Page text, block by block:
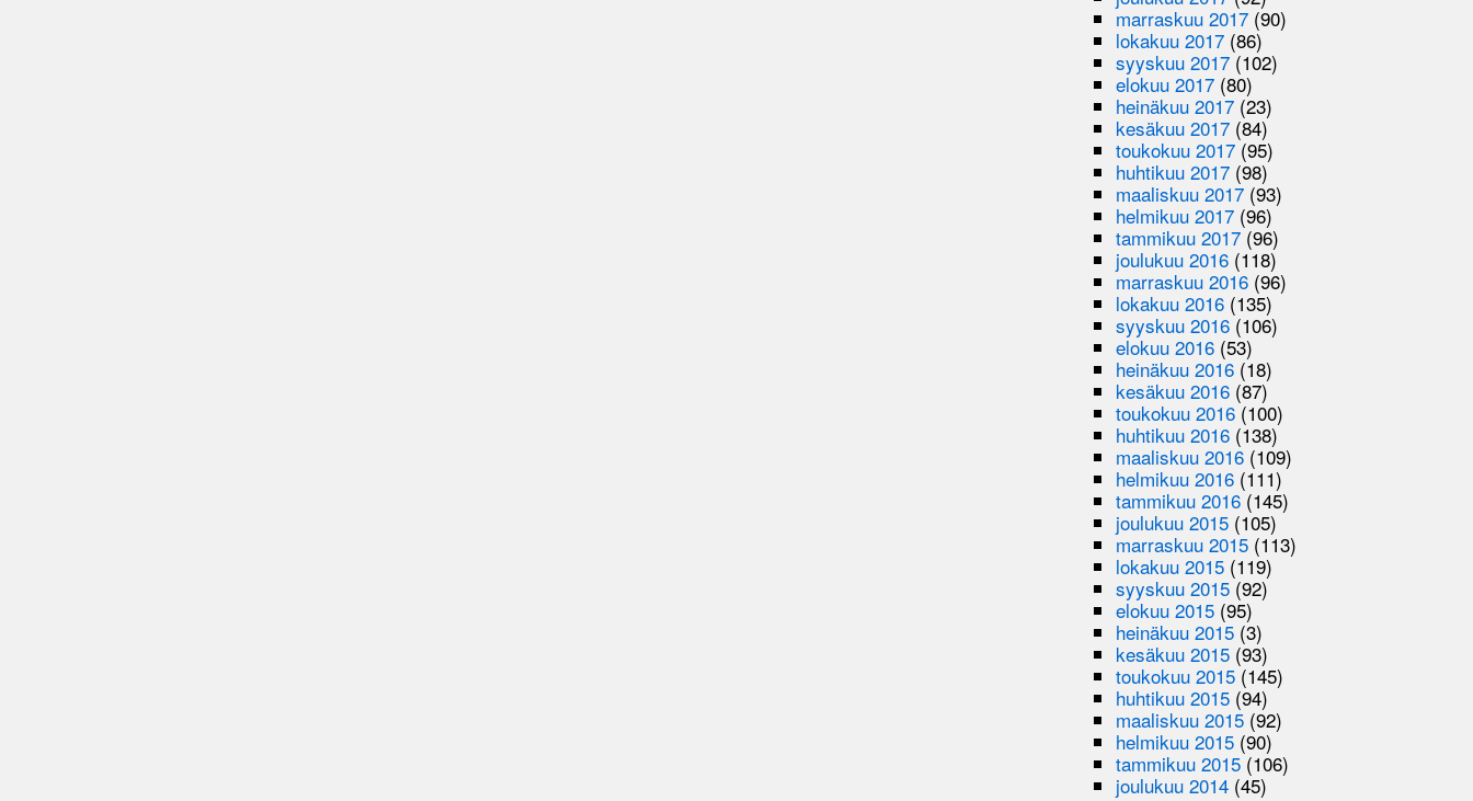
marraskuu 2017 (90)
lokakuu 2017 (86)
syyskuu 2017(102)
elokuu 2017 (80)
heinäkuu 2017 (23)
kesäkuu 2017 (84)
toukokuu 2017(95)
huhtikuu 2017 (98)
maaliskuu 2017 (93)
helmikuu 2017 (96)
tammikuu 2017(96)
joulukuu 2016 (118)
marraskuu 2016 (96)
lokakuu 2016 (135)
syyskuu 2016(106)
elokuu 2016 (53)
heinäkuu 2016 (18)
kesäkuu 2016 (87)
toukokuu 2016(100)
huhtikuu 2016 (138)
maaliskuu 2016 (109)
helmikuu 2016 (111)
tammikuu 2016(145)
joulukuu 2015 (105)
marraskuu 2015 (113)
lokakuu 2015 (119)
syyskuu 2015(92)
elokuu 2015 (95)
heinäkuu 2015 (3)
kesäkuu 2015 (93)
toukokuu 2015(145)
huhtikuu 2015 (94)
maaliskuu 2015 (92)
helmikuu 2015 (90)
tammikuu 2015(106)
joulukuu 2014 (45)